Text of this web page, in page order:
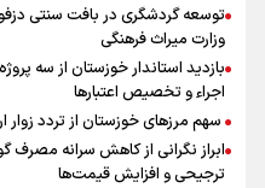
توسعه گردشگری در بافت سنتی
وزارت میراث فرهنگی
بازدید استاندار خوزستان از سه
اجراء و تخصیص اعتبارها
سهم مرزهای خوزستان از تردد زوار اربعین
ابراز نگرانی از کاهش سرانه
ترجیحی و افزایش قیمت‌ها